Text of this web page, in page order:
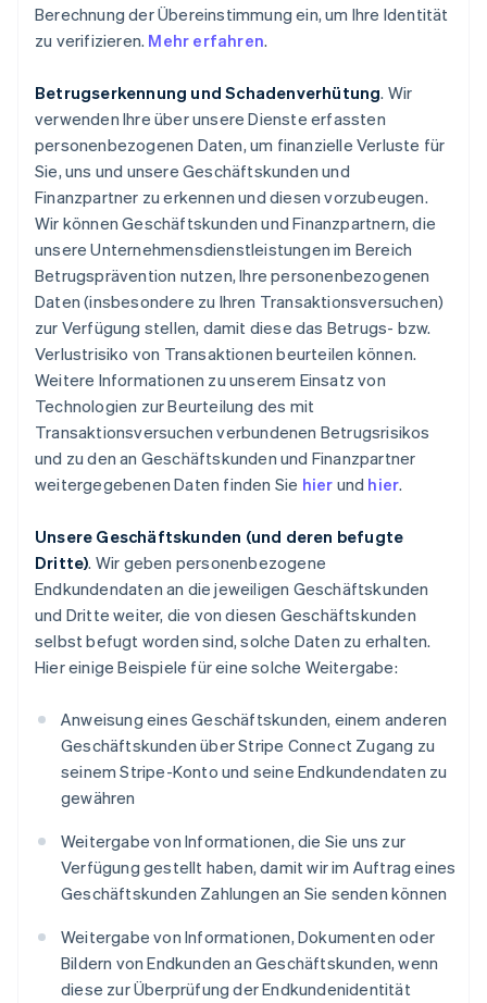
Berechnung der Übereinstimmung ein, um Ihre Identität
zu verifizieren. Mehr erfahren.
Betrugserkennung und Schadenverhütung. Wir
verwenden Ihre über unsere Dienste erfassten
personenbezogenen Daten, um finanzielle Verluste für
Sie, uns und unsere Geschäftskunden und
Finanzpartner zu erkennen und diesen vorzubeugen.
Wir können Geschäftskunden und Finanzpartnern, die
unsere Unternehmensdienstleistungen im Bereich
Betrugsprävention nutzen, Ihre personenbezogenen
Daten (insbesondere zu Ihren Transaktionsversuchen)
zur Verfügung stellen, damit diese das Betrugs- bzw.
Verlustrisiko von Transaktionen beurteilen können.
Weitere Informationen zu unserem Einsatz von
Technologien zur Beurteilung des mit
Transaktionsversuchen verbundenen Betrugsrisikos
und zu den an Geschäftskunden und Finanzpartner
weitergegebenen Daten finden Sie hier und hier.
Unsere Geschäftskunden (und deren befugte
Dritte). Wir geben personenbezogene
Endkundendaten an die jeweiligen Geschäftskunden
und Dritte weiter, die von diesen Geschäftskunden
selbst befugt worden sind, solche Daten zu erhalten.
Hier einige Beispiele für eine solche Weitergabe:
Anweisung eines Geschäftskunden, einem anderen
Geschäftskunden über Stripe Connect Zugang zu
seinem Stripe-Konto und seine Endkundendaten zu
gewähren
Weitergabe von Informationen, die Sie uns zur
Verfügung gestellt haben, damit wir im Auftrag eines
Geschäftskunden Zahlungen an Sie senden können
Weitergabe von Informationen, Dokumenten oder
Bildern von Endkunden an Geschäftskunden, wenn
diese zur Überprüfung der Endkundenidentität